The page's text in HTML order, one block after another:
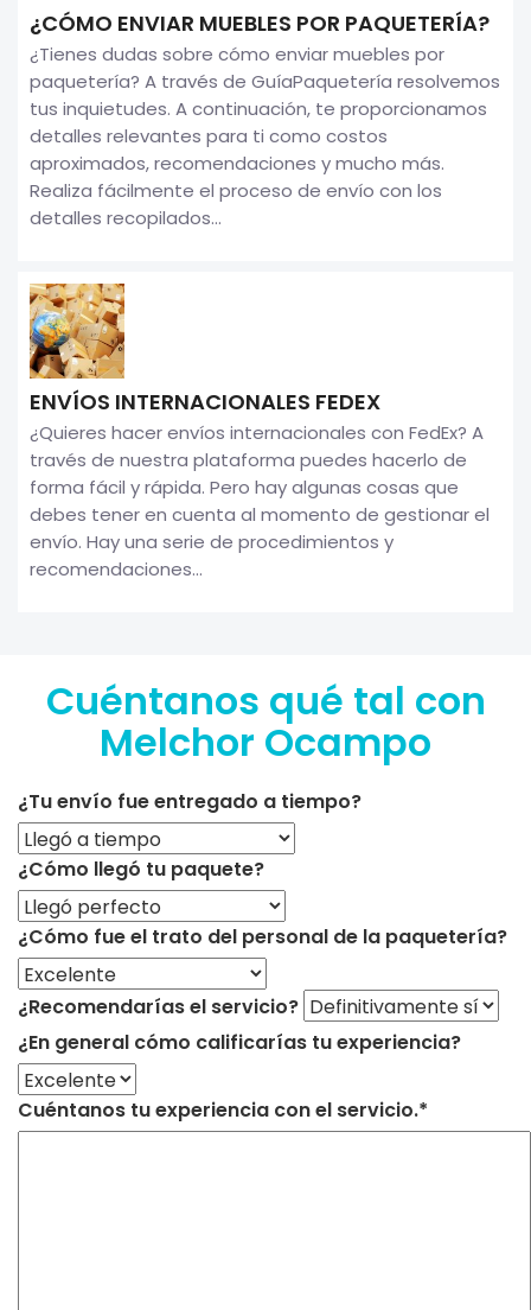
¿CÓMO ENVIAR MUEBLES POR PAQUETERÍA?
¿Tienes dudas sobre cómo enviar muebles por
paquetería? A través de GuíaPaquetería resolvemos
tus inquietudes. A continuación, te proporcionamos
detalles relevantes para ti como costos
aproximados, recomendaciones y mucho más.
Realiza fácilmente el proceso de envío con los
detalles recopilados...
ENVÍOS INTERNACIONALES FEDEX
¿Quieres hacer envíos internacionales con FedEx? A
través de nuestra plataforma puedes hacerlo de
forma fácil y rápida. Pero hay algunas cosas que
debes tener en cuenta al momento de gestionar el
envío. Hay una serie de procedimientos y
recomendaciones...
Cuéntanos qué tal con
Melchor Ocampo
¿Tu envío fue entregado a tiempo?
¿Cómo llegó tu paquete?
¿Cómo fue el trato del personal de la paquetería?
¿Recomendarías el servicio?
¿En general cómo calificarías tu experiencia?
Cuéntanos tu experiencia con el servicio.*